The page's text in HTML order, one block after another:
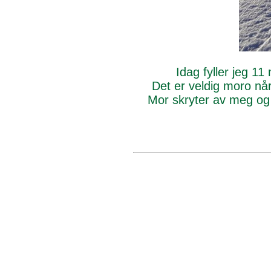
Idag fyller jeg 11
Det er veldig moro
Mor skryter av meg